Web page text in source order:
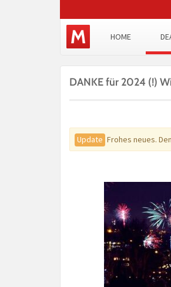
HOME
DANKE für 2024 (!)
Update Frohes neues.